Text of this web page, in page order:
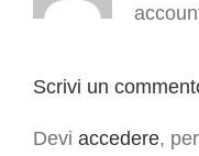
Scrivi un
Devi accedere,